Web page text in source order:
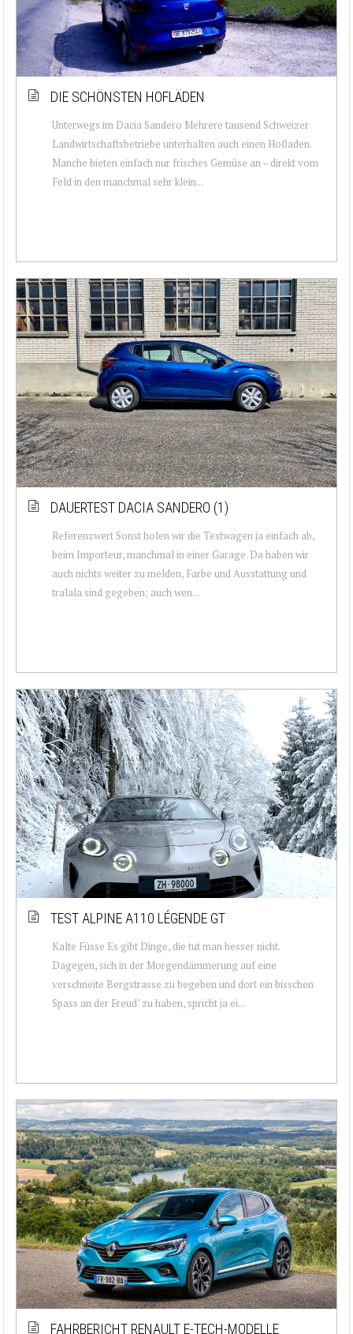
DIE SCHÖNSTEN HOFLÄDEN
Unterwegs im Dacia Sandero Mehrere tausend Schweizer
Landwirtschaftsbetriebe unterhalten auch einen Hofladen.
Manche bieten einfach nur frisches Gemüse an – direkt vom
Feld in den manchmal sehr klein...
DAUERTEST DACIA SANDERO (1)
Referenzwert Sonst holen wir die Testwagen ja einfach ab,
beim Importeur, manchmal in einer Garage. Da haben wir
auch nichts weiter zu melden, Farbe und Ausstattung und
tralala sind gegeben; auch wen...
TEST ALPINE A110 LÉGENDE GT
Kalte Füsse Es gibt Dinge, die tut man besser nicht.
Dagegen, sich in der Morgendämmerung auf eine
verschneite Bergstrasse zu begeben und dort ein bisschen
Spass an der Freud’ zu haben, spricht ja ei...
FAHRBERICHT RENAULT E-TECH-MODELLE